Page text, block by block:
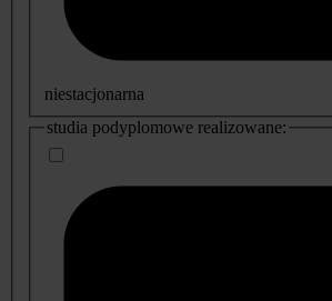
niestacjonarna
studia podyplomowe realizowane: